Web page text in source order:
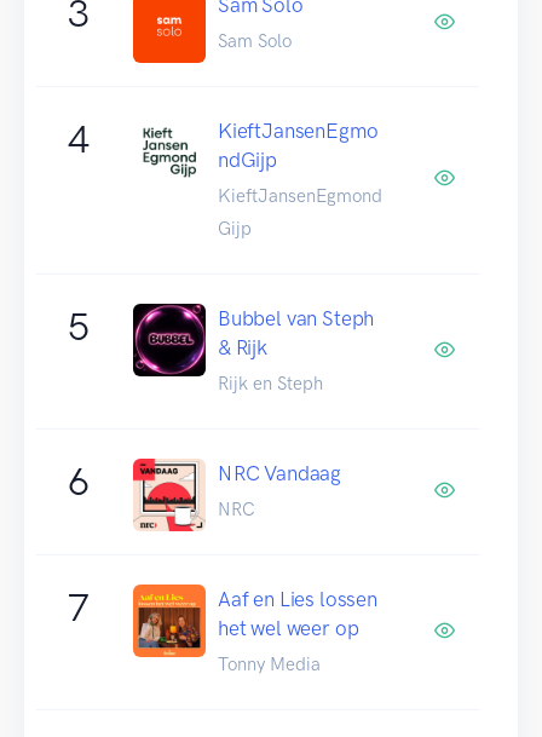
3
Sam Solo
4
KieftJansenEgmo
ndGijp
KieftJansenEgmond
Gijp
5
Bubbel van Steph
& Rijk
Rijk en Steph
6 NRC Vandaag
NRC
7
Aaf en Lies lossen
het wel weer op
Tonny Media